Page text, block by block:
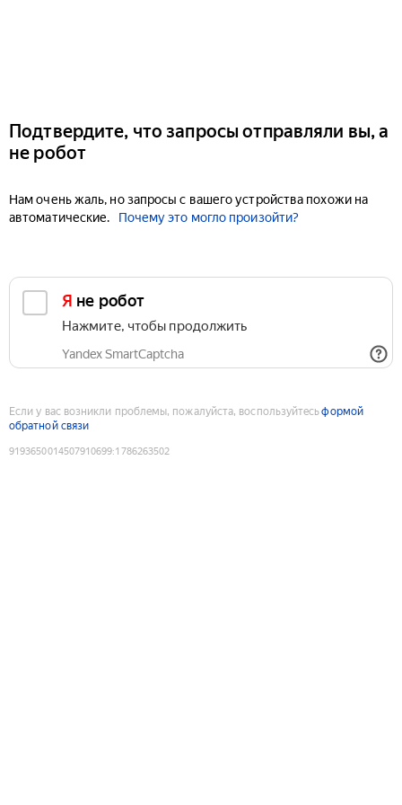
Подтвердите, что запросы отправляли вы, а
не робот
Нам очень жаль, но запросы с вашего устройства похожи на
автоматические.
Почему это могло произойти?
Я не робот
Нажмите, чтобы продолжить
Yandex SmartCaptcha
Если у вас возникли проблемы, пожалуйста, воспользуйтесьформой
обратной связи
9193650014507910699:1786263502